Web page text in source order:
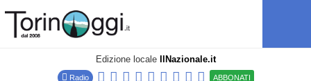
Edizione locale IlNazionale.it
Radio ABBONATI